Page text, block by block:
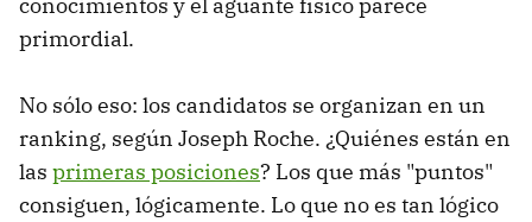
primordial.
No sólo eso: los candidatos se organizan en un
ranking, según Joseph Roche. ¿Quiénes están en
las primeras posiciones? Los que más "puntos"
consiguen, lógicamente. Lo que no es tan lógico